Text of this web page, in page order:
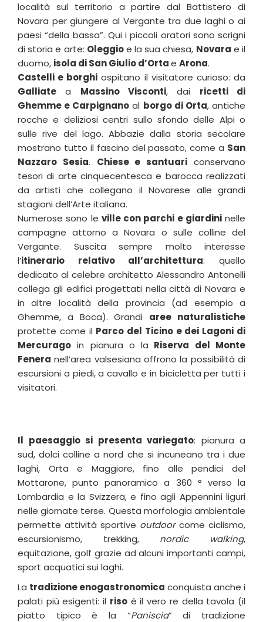
località sul territorio a partire dal Battistero di
Novara per giungere al Vergante tra due laghi o ai
paesi “della bassa”. Qui i piccoli oratori sono scrigni
di storia e arte: Oleggioe la sua chiesa, Novara e il
duomo, isola di San Giulio d’Ortae Arona.
Castelli e borghi ospitano il visitatore curioso: da
Galliate a Massino Visconti, dai ricetti di
Ghemme e Carpignano al borgo di Orta, antiche
rocche e deliziosi centri sullo sfondo delle Alpi o
sulle rive del lago. Abbazie dalla storia secolare
mostrano tutto il fascino del passato, come a San
Nazzaro Sesia. Chiese e santuari conservano
tesori di arte cinquecentesca e barocca realizzati
da artisti che collegano il Novarese alle grandi
stagioni dell’Arte italiana.
Numerose sono le ville con parchi e giardininelle
campagne attorno a Novara o sulle colline del
Vergante. Suscita sempre molto interesse
l’itinerario relativo all’architettura: quello
dedicato al celebre architetto Alessandro Antonelli
collega gli edifici progettati nella città di Novara e
in altre località della provincia (ad esempio a
Ghemme, a Boca). Grandi aree naturalistiche
protette come il Parco del Ticino e dei Lagoni di
Mercurago in pianura o la Riserva del Monte
Fenera nell’area valsesiana offrono la possibilità di
escursioni a piedi, a cavallo e in bicicletta per tutti i
visitatori.
Il paesaggio si presenta variegato: pianura a
sud, dolci colline a nord che si incuneano tra i due
laghi, Orta e Maggiore, fino alle pendici del
Mottarone, punto panoramico a 360 ° verso la
Lombardia e la Svizzera, e fino agli Appennini liguri
nelle giornate terse. Questa morfologia ambientale
permette attività sportive outdoorcome ciclismo,
escursionismo, trekking, nordic walking,
equitazione, golf grazie ad alcuni importanti campi,
sport acquatici sui laghi.
La tradizione enogastronomica conquista anche i
palati più esigenti: il risoè il vero re della tavola (il
piatto tipico è la “Paniscia” di tradizione